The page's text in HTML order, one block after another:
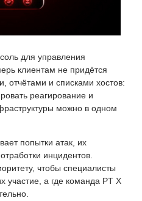
для управления
клиентам не придётся
отчётами и списками хостов:
реагирование и
можно в одном
попытки атак, их
инцидентов.
чтобы специалисты
участие, а где команда PT X